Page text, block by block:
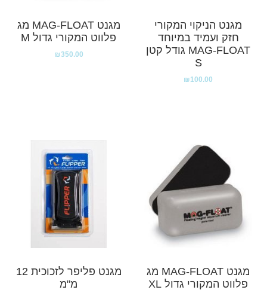
מגנט הניקוי המקורי
חזק ועמיד במיוחד
MAG-FLOAT גודל קטן
S
₪100.00
מגנט MAG-FLOAT מג
פלווט המקורי גדול M
₪350.00
מגנט MAG-FLOAT מג
פלווט המקורי גדול XL
מגנט פליפר לזכוכית 12
מ"מ